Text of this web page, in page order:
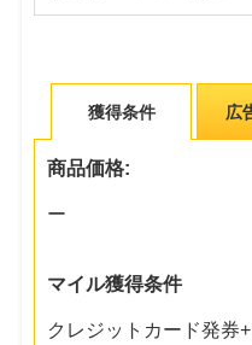
獲得条件 広
商品価格:
ー
マイル獲得条件
クレジットカード発券